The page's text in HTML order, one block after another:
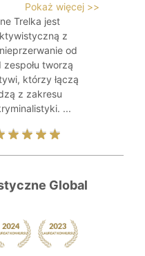
Pokaż więcej >>
Trelka jest
z
od
tworzą
którzy łączą
z zakresu
...
Global